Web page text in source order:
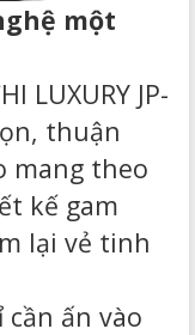
một
LUXURY JP-
thuận
mang theo
kế gam
lại vẻ tinh
cần ấn vào